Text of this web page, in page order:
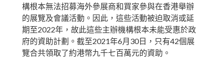
構根本無法招募海外參展商和買家參與在香港舉辦
的展覽及會議活動。因此，這些活動被迫取消或延
期至2022年，故此這些主辦機構根本未能受惠於政
府的資助計劃。截至2021年6月30日，只有42個展
覽合共領取了約港幣九千七百萬元的資助。